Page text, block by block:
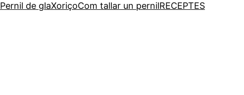
Pernil de glaXoriçoCom tallar un pernilRECEPTES